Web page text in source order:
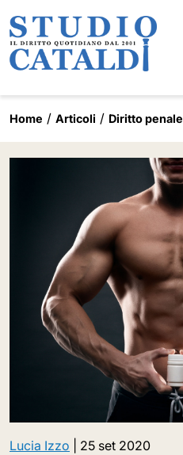
Home Articoli Diritto penale
Lucia Izzo 25 set 2020